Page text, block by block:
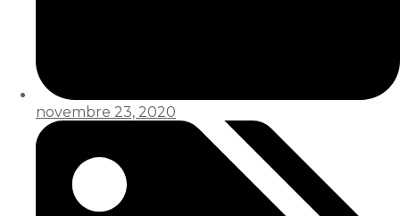
novembre 23, 2020